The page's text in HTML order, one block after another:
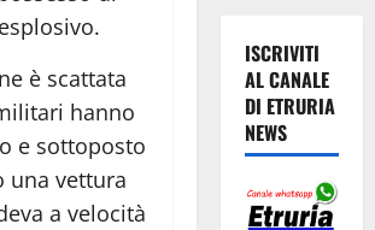
è scattata
hanno
e sottoposto
una vettura
a velocità
ISCRIVITI
AL CANALE
DI ETRURIA
NEWS